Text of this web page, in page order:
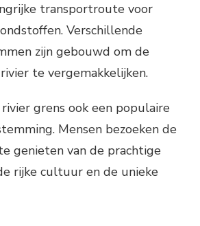
transportroute voor
Verschillende
zijn gebouwd om de
te vergemakkelijken.
rivier grens ook een populaire
Mensen bezoeken de
genieten van de prachtige
rijke cultuur en de unieke